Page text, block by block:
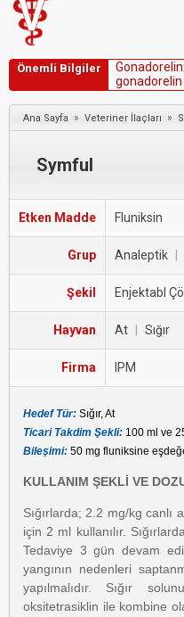
Önemli Bilgiler Gonadore in:
gonadore in
reaksiyonun
Ana Sayfa » Veteriner İlaçları » S
Symful
Etken Madde Fluniksin
Grup Analeptik
Şekil Enjektabl
Hayvan At Sığır
Firma IPM
Hedef Tür: Sığır, At
Ticari Takdim Şekli: 100 ml ve
Bileşimi: 50 mg fluniksine
KULLANIM ŞEKLİ VE
Sığırlarda; 2.2 mg/kg canlı
için 2 ml kullanılır.
Tedaviye 3 gün devam
yangının nedenleri
yapılmalıdır. Sığır
oksitetrasiklin ile kombine